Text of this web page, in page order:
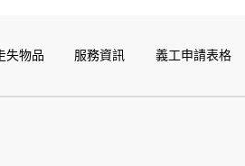
失物品 服務資訊 義工申請表格